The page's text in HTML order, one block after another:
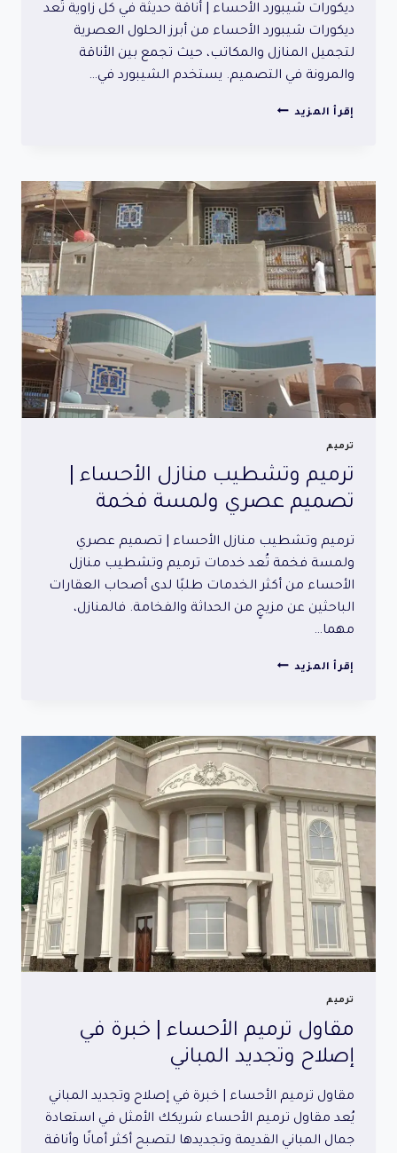
ديكورات شيبورد الأحساء | أناقة حديثة في كل زاوية تُعد
ديكورات شيبورد الأحساء من أبرز الحلول العصرية
لتجميل المنازل والمكاتب، حيث تجمع بين الأناقة
والمرونة في التصميم. يستخدم الشيبورد في…
إقرأ المزيد ديكورات
أناقة
حديثة
في
كل
زاوية
ترميم
ترميم وتشطيب منازل الأحساء |
تصميم عصري ولمسة فخمة
ترميم وتشطيب منازل الأحساء | تصميم عصري
ولمسة فخمة تُعد خدمات ترميم وتشطيب منازل
الأحساء من أكثر الخدمات طلبًا لدى أصحاب العقارات
الباحثين عن مزيجٍ من الحداثة والفخامة. فالمنازل،
مهما…
إقرأ المزيد ترميم
|
تصميم
عصري
ولمسة
فخمة
ترميم
مقاول ترميم الأحساء | خبرة في
إصلاح وتجديد المباني
مقاول ترميم الأحساء | خبرة في إصلاح وتجديد المباني
يُعد مقاول ترميم الأحساء شريكك الأمثل في استعادة
جمال المباني القديمة وتجديدها لتصبح أكثر أمانًا وأناقة